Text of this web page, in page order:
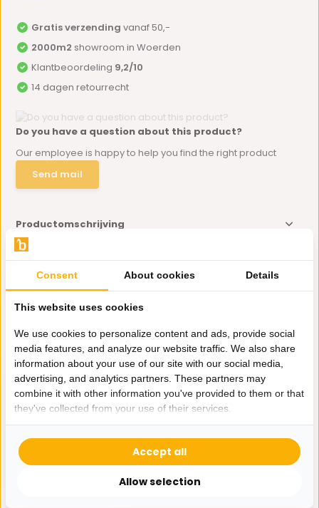
Gratis verzending vanaf 50,-
2000m2 showroom in Woerden
Klantbeoordeling 9,2/10
14 dagen retourrecht
Do you have a question about this product?
Our employee is happy to help you find the right product
Send mail
Productomschrijving
Delen
Eerder bekeken door jou
Kookgerei 7-delig -
Consent About cookies Details
This website uses cookies
We use cookies to personalize content and ads, provide social
media features, and analyze our website traffic. We also share
information about your use of our site with our social media,
advertising, and analytics partners. These partners may
combine it with other information you've provided to them or that
they've collected from your use of their services.
Allow selection
Accept all